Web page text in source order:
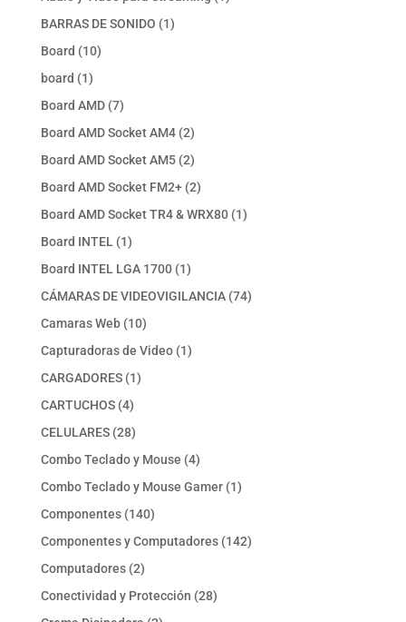
BARRAS DE SONIDO 11
Board 1010
board 11
producto
Board AMD 77
productos
Board AMD Socket AM4 22
productos
Board AMD Socket AM5 22
productos
Board AMD Socket FM2+ 22
productos
Board AMD Socket TR4 & WRX80 11
Board INTEL 11
producto
Board INTEL LGA 1700 11
producto
CÁMARAS DE VIDEOVIGILANCIA 7474
Camaras Web 1010
productos
Capturadoras de Video 11
CARGADORES 11
CARTUCHOS 44
productos
CELULARES 2828
productos
Combo Teclado y Mouse 44
productos
Combo Teclado y Mouse Gamer 11
Componentes 140140
productos
Componentes y Computadores 142142
Computadores 22
productos
Conectividad y Protección 2828